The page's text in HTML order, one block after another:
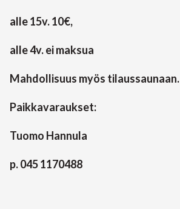
alle 15v. 10€,
alle 4v. ei maksua
Mahdollisuus myös tilaussaunaan.
Paikkavaraukset:
Tuomo Hannula
p. 045 1170488